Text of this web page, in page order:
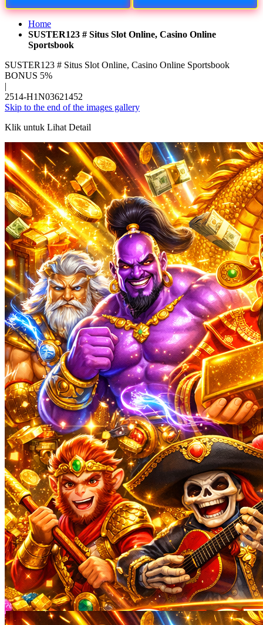
Home
SUSTER123 # Situs Slot Online, Casino Online
Sportsbook
SUSTER123 # Situs Slot Online, Casino Online Sportsbook
BONUS 5%
|
2514-H1N03621452
Skip to the end of the images gallery
Klik untuk Lihat Detail